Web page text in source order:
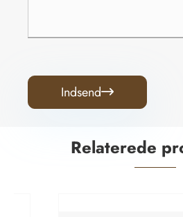
Indsend
Relaterede